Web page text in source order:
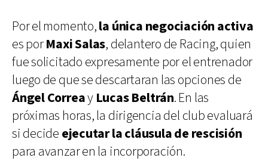
Por el momento,la única negociación activa
es porMaxi Salas, delantero de Racing, quien
fue solicitado expresamente por el entrenador
luego de que se descartaran las opciones de
Ángel Correay Lucas Beltrán. En las
próximas horas, la dirigencia del club evaluará
si decide ejecutar la cláusula de rescisión
para avanzar en la incorporación.